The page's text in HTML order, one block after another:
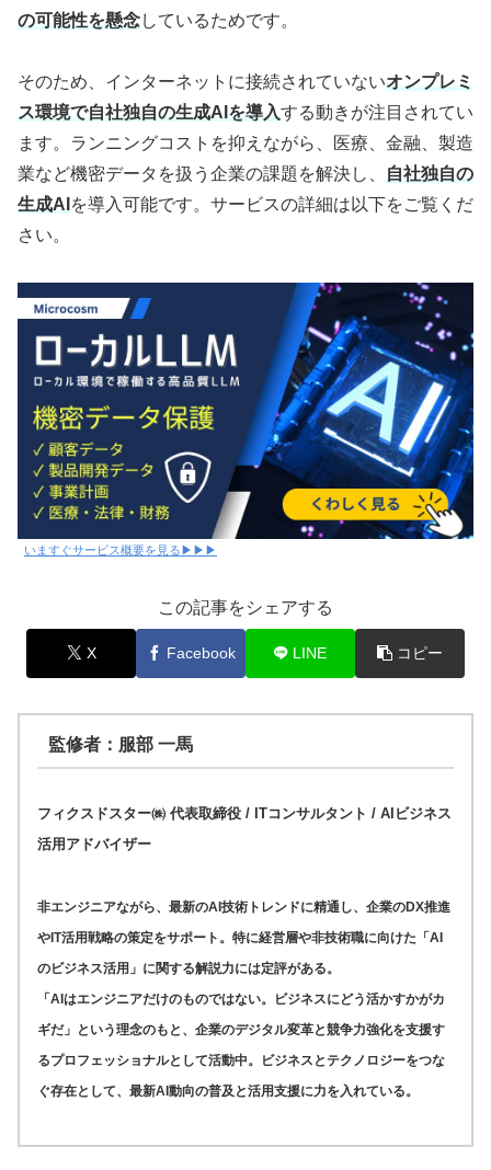
の可能性を懸念しているためです。
そのため、インターネットに接続されていないオンプレミ
ス環境で自社独自の生成AIを導入する動きが注目されてい
ます。ランニングコストを抑えながら、医療、金融、製造
業など機密データを扱う企業の課題を解決し、
自社独自の
生成AI を導入可能です。サービスの詳細は以下をご覧くだ
さい。
いますぐサービス概要を見る▶▶▶
この記事をシェアする
X Facebook LINE コピー
監修者：服部 一馬
フィクスドスター㈱ 代表取締役 / ITコンサルタント / AIビジネス
活用アドバイザー
非エンジニアながら、最新のAI技術トレンドに精通し、企業のDX推進
やIT活用戦略の策定をサポート。特に経営層や非技術職に向けた「AI
のビジネス活用」に関する解説力には定評がある。
「AIはエンジニアだけのものではない。ビジネスにどう活かすかがカ
ギだ」という理念のもと、企業のデジタル変革と競争力強化を支援す
るプロフェッショナルとして活動中。ビジネスとテクノロジーをつな
ぐ存在として、最新AI動向の普及と活用支援に力を入れている。